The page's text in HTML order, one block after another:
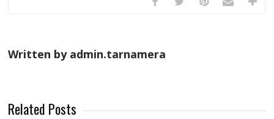
Written by admin.tarnamera
Related Posts